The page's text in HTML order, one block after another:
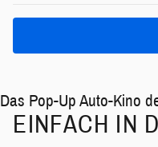
Das Pop-Up Auto-Kino
EINFACH IN